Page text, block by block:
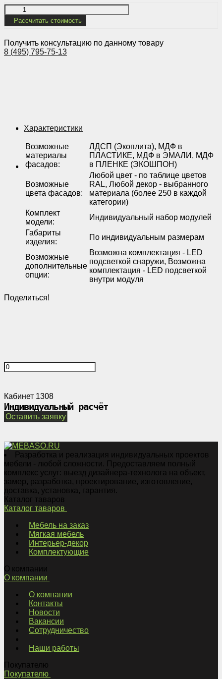
Рассчитать стоимость
Получить консультацию по данному товару
8 (495) 795-75-13
Характеристики
Возможные
материалы
фасадов:
ЛДСП (Экоплита), МДФ в
ПЛАСТИКЕ, МДФ в ЭМАЛИ, МДФ
в ПЛЕНКЕ (ЭКОШПОН)
Возможные
цвета фасадов:
Любой цвет - по таблице цветов
RAL, Любой декор - выбранного
материала (более 250 в каждой
категории)
Комплект
модели:
Индивидуальный набор модулей
Габариты
изделия:
По индивидуальным размерам
Возможные
дополнительные
опции:
Возможна комплектация - LED
подсветкой снаружи, Возможна
комплектация - LED подсветкой
внутри модуля
Поделиться!
Кабинет 1308
Индивидуальный расчёт
Оставить заявку
Разработка и реализация индивидуальных проектов
мебели - любой сложности. Предоставляем полный
комплекс услуг: выезд дизайнера-технолога на объект,
замер, разработка, проектирование, изготовление,
доставка, установка, гарантия.
Каталог таваров
Каталог таваров
Мебель на заказ
Мягкая мебель
Интерьер-декор
Комплектующие
О компании
О компании
О компании
Контакты
Новости
Вакансии
Сотрудничество
Наши работы
Покупателю
Покупателю